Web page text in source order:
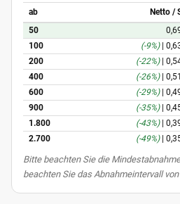
ab Netto /
50
100
(-9%)
200
(-22%)
400
(-26%)
600
(-29%)
900
(-35%)
1.800
(-43%)
2.700
(-49%)
xBitte beachten Sie die
beachten Sie das Abnahmeintervall